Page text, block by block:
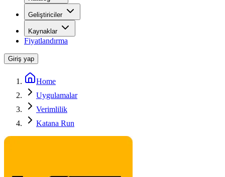
Geliştiriciler
Kaynaklar
Fiyatlandırma
Giriş yap
Home
Uygulamalar
Verimlilik
Katana Run